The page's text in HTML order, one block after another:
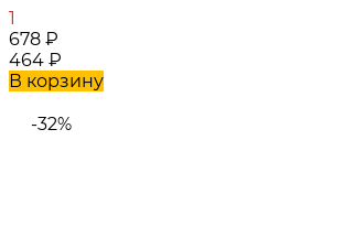
1
678 ₽
464 ₽
В корзину
-32%